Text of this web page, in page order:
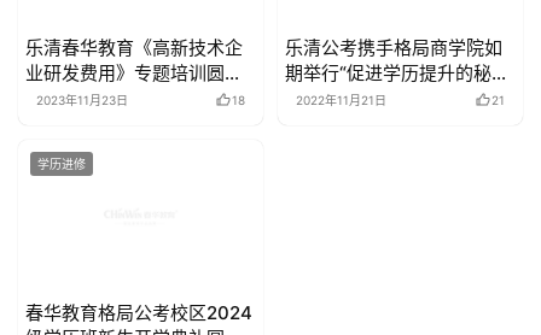
乐清春华教育《高新技术企
业研发费用》专题培训圆满
举办
2023年11月23日 18
乐清公考携手格局商学院如
期举行“促进学历提升的秘
诀”培训
2022年11月21日 21
学历进修
春华教育格局公考校区2024